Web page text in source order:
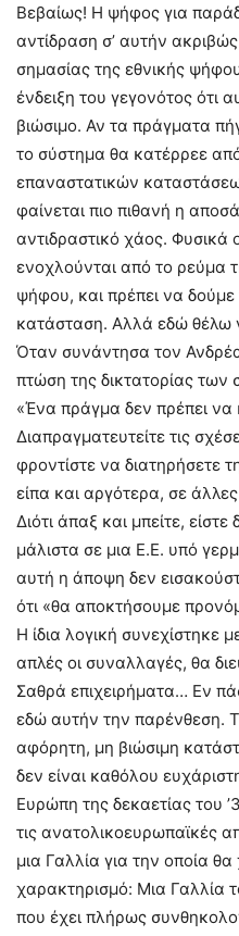
Βεβαίως! Η ψήφος για
αντίδραση σ’ αυτήν
σημασίας της εθνικής
ένδειξη του γεγονότος ότι
βιώσιμο. Αν τα πράγματα
το σύστημα θα κατέρρεε
επαναστατικών
φαίνεται πιο πιθανή η
αντιδραστικό χάος. Φυσικά
ενοχλούνται από το ρεύμα
ψήφου, και πρέπει να
κατάσταση. Αλλά εδώ θέλω
Όταν συνάντησα τον
πτώση της δικτατορίας
«Ένα πράγμα δεν πρέπει
Διαπραγματευτείτε τις
φροντίστε να διατηρήσετε
είπα και αργότερα, σε
Διότι άπαξ και μπείτε,
μάλιστα σε μια Ε.Ε. υπό
αυτή η άποψη δεν
ότι «θα αποκτήσουμε
Η ίδια λογική συνεχίστηκε
απλές οι συναλλαγές, θα
Σαθρά επιχειρήματα… Εν
εδώ αυτήν την παρένθεση.
αφόρητη, μη βιώσιμη
δεν είναι καθόλου
Ευρώπη της δεκαετίας του
τις ανατολικοευρωπαϊκές
μια Γαλλία για την οποία
χαρακτηρισμό: Μια Γαλλία
που έχει πλήρως